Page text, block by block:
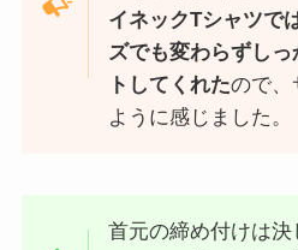
イネックTシャツで
ズでも変わらずし
トしてくれたので、
ように感じました。
首元の締め付けは